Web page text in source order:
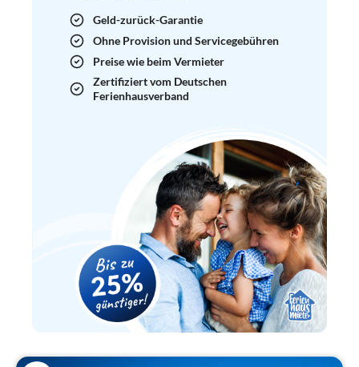
Geld-zurück-Garantie
Ohne Provision und Servicegebühren
Preise wie beim Vermieter
Zertifiziert vom Deutschen
Ferienhausverband